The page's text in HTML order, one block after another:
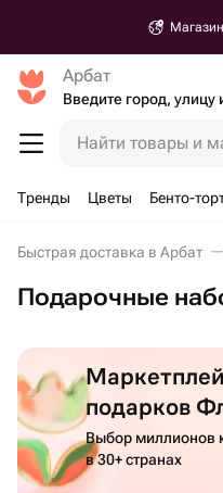
Арбат
Найти товары и
Тренды Цветы Бенто-
Быстрая доставка в Арбат
Подарочные
подарков
Выбор миллионов
в 30+ странах